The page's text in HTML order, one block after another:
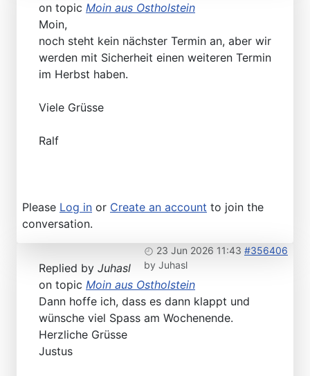
on topic Moin aus Ostholstein
Moin,
noch steht kein nächster Termin an, aber wir
werden mit Sicherheit einen weiteren Termin
im Herbst haben.
Viele Grüsse
Ralf
Please Log in or Create an account to join the
conversation.
23 Jun 2026 11:43 #356406
by Juhasl
Replied by Juhasl
on topic Moin aus Ostholstein
Dann hoffe ich, dass es dann klappt und
wünsche viel Spass am Wochenende.
Herzliche Grüsse
Justus